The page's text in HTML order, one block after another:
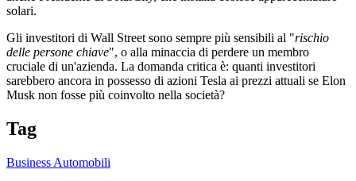
solari.
Gli investitori di Wall Street sono sempre più sensibili al "rischio
delle persone chiave", o alla minaccia di perdere un membro
cruciale di un'azienda. La domanda critica è: quanti investitori
sarebbero ancora in possesso di azioni Tesla ai prezzi attuali se Elon
Musk non fosse più coinvolto nella società?
Tag
Business Automobili